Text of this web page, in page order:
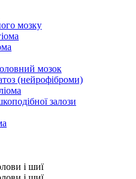
мозку
мозок
(нейрофіброми)
залози
і шиї